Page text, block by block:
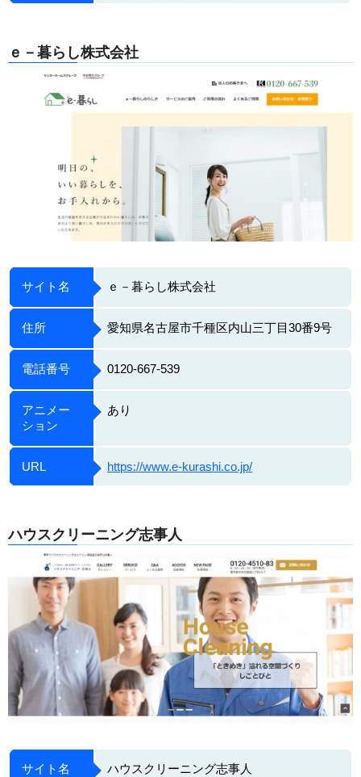
ｅ－暮らし株式会社
サイト名 ｅ－暮らし株式会社
住所 愛知県名古屋市千種区内山三丁目30番9号
電話番号 0120-667-539
アニメー
ション
あり
URL https://www.e-kurashi.co.jp/
ハウスクリーニング志事人
サイト名 ハウスクリーニング志事人